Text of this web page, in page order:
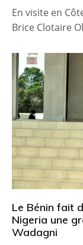
En visite en
Brice Clotaire
Le Bénin fait
Nigeria une
Wadagni